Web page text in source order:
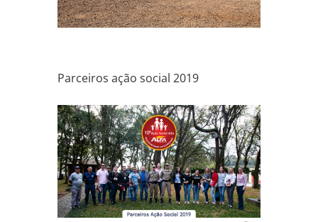
Parceiros ação social 2019